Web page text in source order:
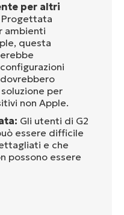
per altri
Progettata
ambienti
questa
per
non Apple.
Gli utenti di G2
essere difficile
e che
possono essere